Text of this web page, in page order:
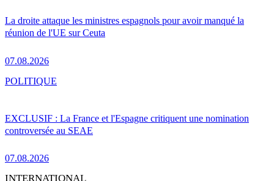
La droite attaque les ministres espagnols pour avoir manqué la
réunion de l'UE sur Ceuta
07.08.2026
EXCLUSIF : La France et l'Espagne critiquent une nomination
controversée au SEAE
07.08.2026
POLITIQUE
INTERNATIONAL